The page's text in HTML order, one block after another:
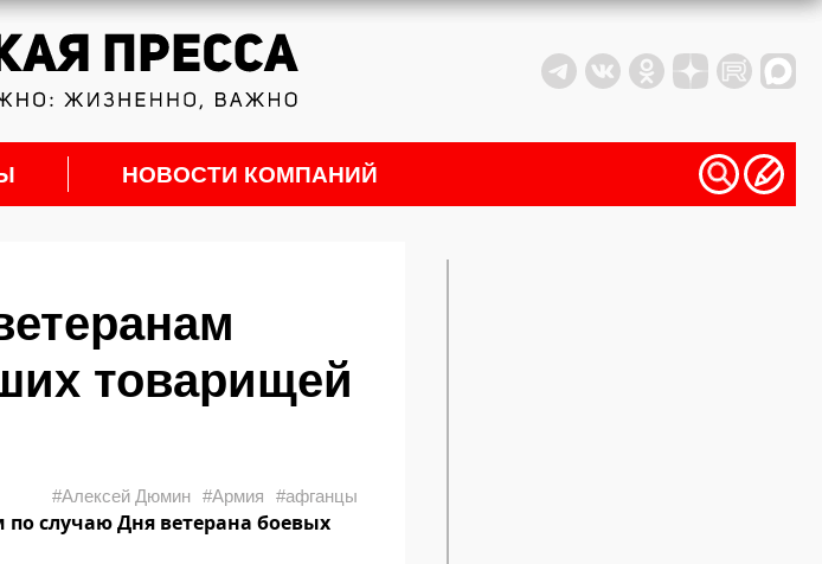
НОВОСТИ КОМПАНИЙ
товарищей
#Алексей Дюмин #Армия #афганцы
по случаю Дня ветерана боевых